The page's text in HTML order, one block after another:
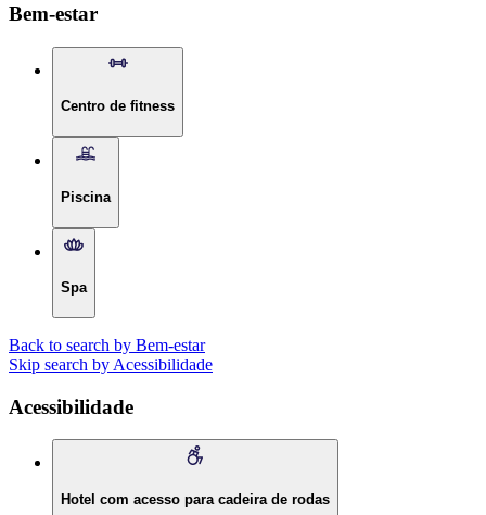
Bem-estar
Centro de fitness
Piscina
Spa
Back to search by Bem-estar
Skip search by Acessibilidade
Acessibilidade
Hotel com acesso para cadeira de rodas